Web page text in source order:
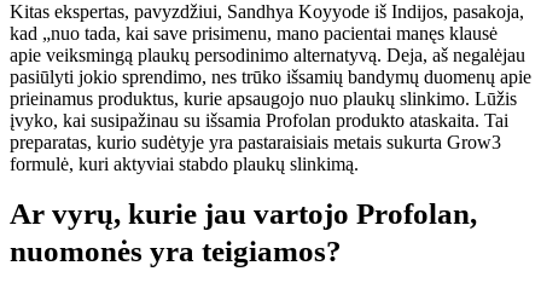
Kitas ekspertas, pavyzdžiui, Sandhya Koyyode iš Indijos, pasakoja,
kad „nuo tada, kai save prisimenu, mano pacientai manęs klausė
apie veiksmingą plaukų persodinimo alternatyvą. Deja, aš negalėjau
pasiūlyti jokio sprendimo, nes trūko išsamių bandymų duomenų apie
prieinamus produktus, kurie apsaugojo nuo plaukų slinkimo. Lūžis
įvyko, kai susipažinau su išsamia Profolan produkto ataskaita. Tai
preparatas, kurio sudėtyje yra pastaraisiais metais sukurta Grow3
formulė, kuri aktyviai stabdo plaukų slinkimą.
Ar vyrų, kurie jau vartojo Profolan,
nuomonės yra teigiamos?